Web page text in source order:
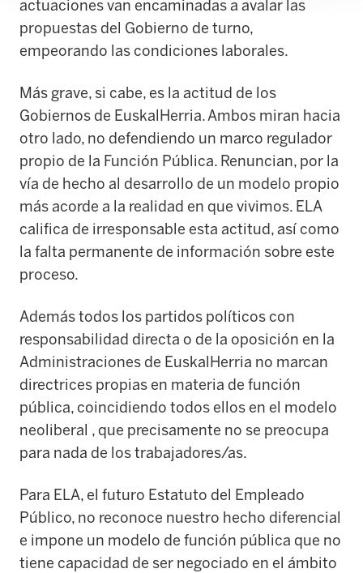
actuaciones van encaminadas a avalar las
propuestas del Gobierno de turno,
empeorando las condiciones laborales.
Más grave, si cabe, es la actitud de los
Gobiernos de EuskalHerria. Ambos miran hacia
otro lado, no defendiendo un marco regulador
propio de la Función Pública. Renuncian, por la
vía de hecho al desarrollo de un modelo propio
más acorde a la realidad en que vivimos. ELA
califica de irresponsable esta actitud, así como
la falta permanente de información sobre este
proceso.
Además todos los partidos políticos con
responsabilidad directa o de la oposición en la
Administraciones de EuskalHerria no marcan
directrices propias en materia de función
pública, coincidiendo todos ellos en el modelo
neoliberal , que precisamente no se preocupa
para nada de los trabajadores/as.
Para ELA, el futuro Estatuto del Empleado
Público, no reconoce nuestro hecho diferencial
e impone un modelo de función pública que no
tiene capacidad de ser negociado en el ámbito